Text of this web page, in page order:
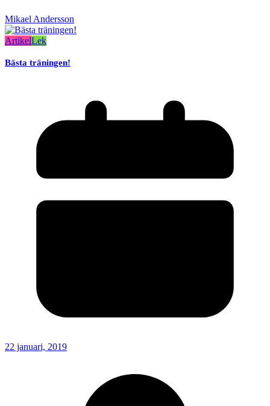
Mikael Andersson
ArtikelLek
Bästa träningen!
22 januari, 2019